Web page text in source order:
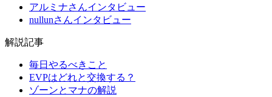
アルミナさんインタビュー
nullunさんインタビュー
解説記事
毎日やるべきこと
EVPはどれと交換する？
ゾーンとマナの解説